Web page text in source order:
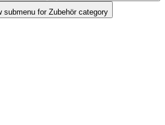
submenu for Zubehör category